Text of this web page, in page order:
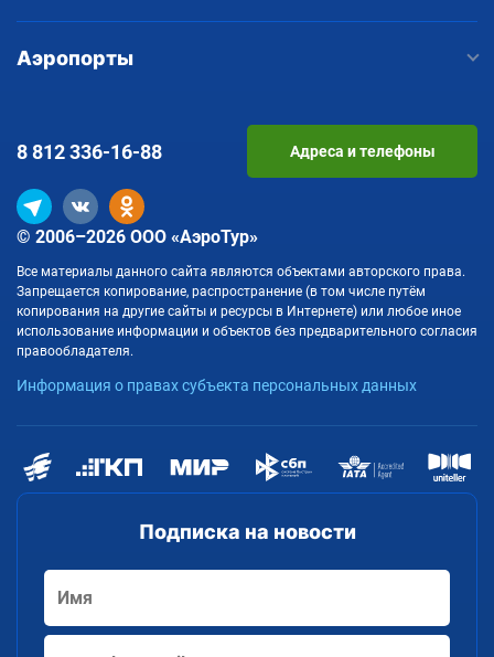
Аэропорты
Подписка на новости
© 2006–2026 ООО «АэроТур»
Все материалы данного сайта являются объектами авторского права.
Запрещается копирование, распространение (в том числе путём
копирования на другие сайты и ресурсы в Интернете) или любое иное
использование информации и объектов без предварительного согласия
правообладателя.
Информация о правах субъекта персональных данных
8 812336-16-88 Адреса и телефоны